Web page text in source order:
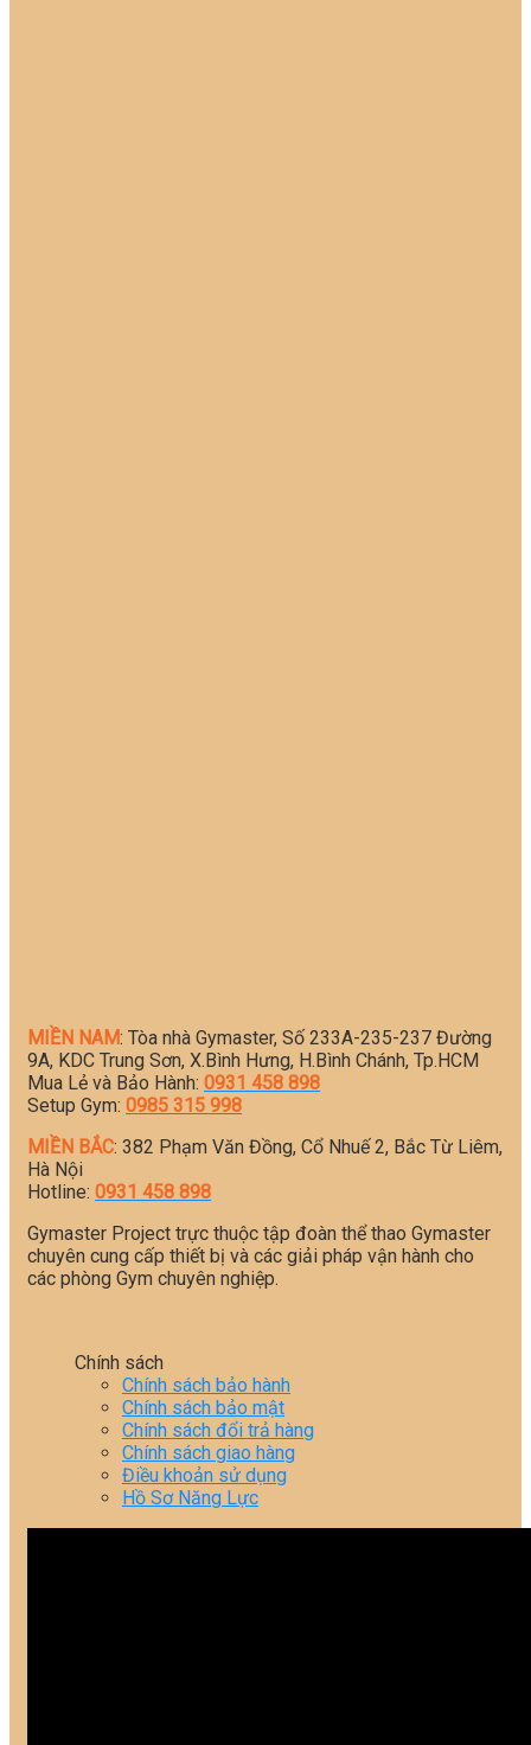
MIỀN NAM: Tòa nhà Gymaster, Số 233A-235-237 Đường
9A, KDC Trung Sơn, X.Bình Hưng, H.Bình Chánh, Tp.HCM
Mua Lẻ và Bảo Hành: 0931 458 898
Setup Gym: 0985 315 998
MIỀN BẮC: 382 Phạm Văn Đồng, Cổ Nhuế 2, Bắc Từ Liêm,
Hà Nội
Hotline: 0931 458 898
Gymaster Project trực thuộc tập đoàn thể thao Gymaster
chuyên cung cấp thiết bị và các giải pháp vận hành cho
các phòng Gym chuyên nghiệp.
Chính sách
Chính sách bảo hành
Chính sách bảo mật
Chính sách đổi trả hàng
Chính sách giao hàng
Điều khoản sử dụng
Hồ Sơ Năng Lực